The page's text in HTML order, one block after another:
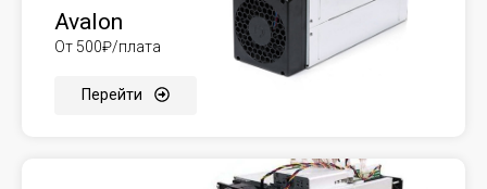
Avalon
От 500₽/плата
Перейти